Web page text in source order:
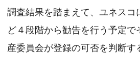
調査結果を踏まえて、ユネス
ど４段階から勧告を行う予定
産委員会が登録の可否を判断す